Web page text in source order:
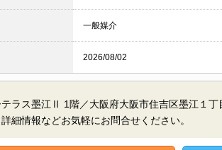
一般媒介
2026/08/02
ラス墨江Ⅱ 1階／大阪府大阪市住吉区墨江１丁
細情報などお気軽にお問合せください。